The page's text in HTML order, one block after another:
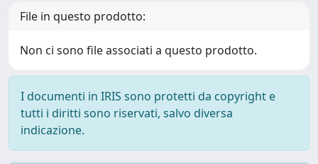
File in questo prodotto:
Non ci sono file associati a questo prodotto.
I documenti in IRIS sono protetti da copyright e
tutti i diritti sono riservati, salvo diversa
indicazione.